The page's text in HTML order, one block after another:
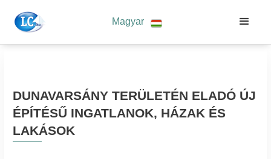
Magyar
DUNAVARSÁNY TERÜLETÉN ELADÓ ÚJ
ÉPÍTÉSŰ INGATLANOK, HÁZAK ÉS
LAKÁSOK